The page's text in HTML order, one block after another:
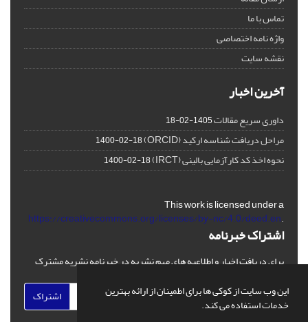
این وب سایت از کوکی ها برای اطمینان از ارائه بهترین
خدمات استفاده می کند.
تماس با ما
واژه نامه اختصاصی
نقشه سایت
آخرین اخبار
داوری سریع مقالات1405-02-18
مراحل دریافت شناسه ارکید (ORCID) 1400-02-18
نحوه اخذ کد کارآزمایی بالینی (IRCT) 1400-02-18
This work is licensed under a
https://creativecommons.org/licenses/by-nc/4.0/deed.en.
اشتراک خبرنامه
برای دریافت اخبار و اطلاعیه های مهم نشریه در خبرنامه نشریه مشترک
اشتراک